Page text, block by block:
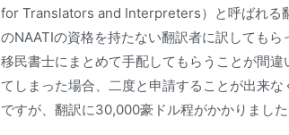
for Translators and Interpreters）と呼ばれる
のNAATIの資格を持たない翻訳者に訳しても
移民書士にまとめて手配してもらうことが間
てしまった場合、二度と申請することが出来
ですが、翻訳に30,000豪ドル程がかかりまし